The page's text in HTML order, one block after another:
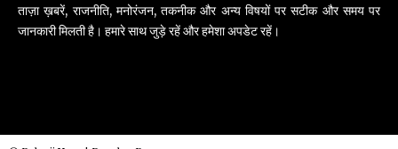
ताज़ा ख़बरें, राजनीति, मनोरंजन, तकनीक और अन्य विषयों पर सटीक और समय पर
जानकारी मिलती है। हमारे साथ जुड़े रहें और हमेशा अपडेट रहें।